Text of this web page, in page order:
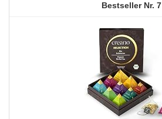
7